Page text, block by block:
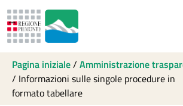
Pagina iniziale/ Amministrazione
/ Informazioni sulle singole procedure in
formato tabellare